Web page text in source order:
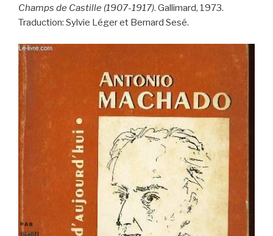
Champs de Castille (1907-1917). Gallimard, 1973.
Traduction: Sylvie Léger et Bernard Sesé.